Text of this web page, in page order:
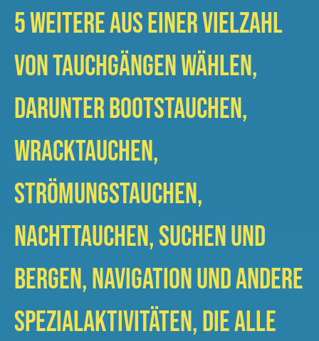
5 weitere aus einer Vielzahl
von Tauchgängen wählen,
darunter Bootstauchen,
Wracktauchen,
Strömungstauchen,
Nachttauchen, Suchen und
Bergen, Navigation und andere
Spezialaktivitäten, die alle